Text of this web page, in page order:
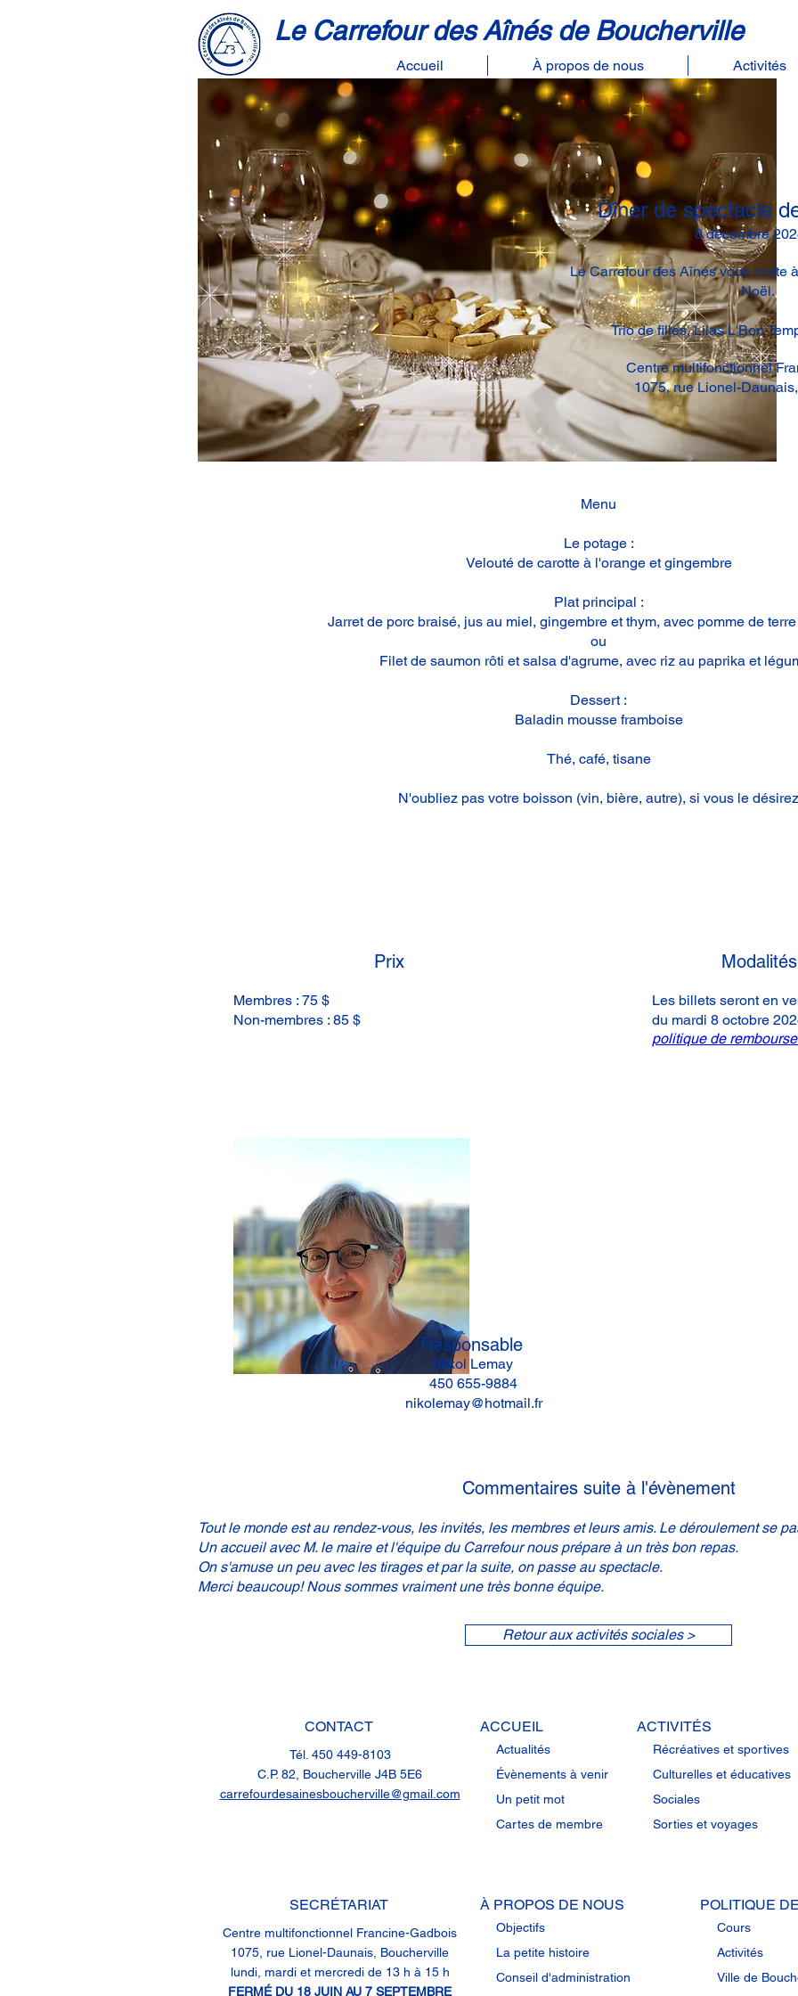
Le Carrefour des Aînés de Boucherville
Accueil À propos de nous Activités
Dîner de spectacle
8 décembre
Le Carrefour des Aînés vous invite
Noël.
Trio de filles, Lilas L'Bon
Centre multifonctionnel
1075, rue Lionel-
Menu
Le potage :
Velouté de carotte à l'orange et gingembre
Plat principal :
Jarret de porc braisé, jus au miel, gingembre et thym, avec pomme de
ou
Filet de saumon rôti et salsa d'agrume, avec riz au paprika et
Dessert :
Baladin mousse framboise
Thé, café, tisane
N'oubliez pas votre boisson (vin, bière, autre), si vous le désirez
Prix
Membres : 75 $
Non-membres : 85 $
politique de
Les billets seront en
du mardi 8 octobre
Responsable
Nikol Lemay
450 655-9884
nikolemay@hotmail.fr
Commentaires suite à l'évènement
Tout le monde est au rendez-vous, les invités, les membres et leurs amis. Le déroulement se
Un accueil avec M. le maire et l'équipe du Carrefour nous prépare à un très bon repas.
On s'amuse un peu avec les tirages et par la suite, on passe au spectacle.
Merci beaucoup! Nous sommes vraiment une très bonne équipe.
Retour aux activités sociales >
CONTACT
Tél. 450 449-8103
C.P. 82, Boucherville J4B 5E6
carrefourdesainesboucherville@gmail.com
ACCUEIL
Actualités
Évènements à venir
Un petit mot
Cartes de membre
ACTIVITÉS
Récréatives et sportives
Culturelles et éducatives
Sociales
Sorties et voyages
SECRÉTARIAT
Centre multifonctionnel Francine-Gadbois
1075, rue Lionel-Daunais, Boucherville
lundi, mardi et mercredi de 13 h à 15 h
FERMÉ DU 18 JUIN AU 7 SEPTEMBRE
À PROPOS DE NOUS
Objectifs
La petite histoire
Conseil d'administration
POLITIQUE
Cours
Activités
Ville de